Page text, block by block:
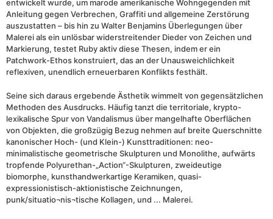
entwickelt wurde, um marode amerikanische Wohngegenden mit
Anleitung gegen Verbrechen, Graffiti und allgemeine Zerstörung
auszustatten – bis hin zu Walter Benjamins Überlegungen über
Malerei als ein unlösbar widerstreitender Dieder von Zeichen und
Markierung, testet Ruby aktiv diese Thesen, indem er ein
Patchwork-Ethos konstruiert, das an der Unausweichlichkeit
reflexiven, unendlich erneuerbaren Konflikts festhält.
Seine sich daraus ergebende Ästhetik wimmelt von gegensätzlichen
Methoden des Ausdrucks. Häufig tanzt die territoriale, krypto-
lexikalische Spur von Vandalismus über mangelhafte Oberflächen
von Objekten, die großzügig Bezug nehmen auf breite Querschnitte
kanonischer Hoch- (und Klein-) Kunsttraditionen: neo-
minimalistische geometrische Skulpturen und Monolithe, aufwärts
tropfende Polyurethan-„Action“-Skulpturen, zweideutige
biomorphe, kunsthandwerkartige Keramiken, quasi-
expressionistisch-aktionistische Zeichnungen,
punk/situatio¬nis¬tische Kollagen, und ... Malerei.